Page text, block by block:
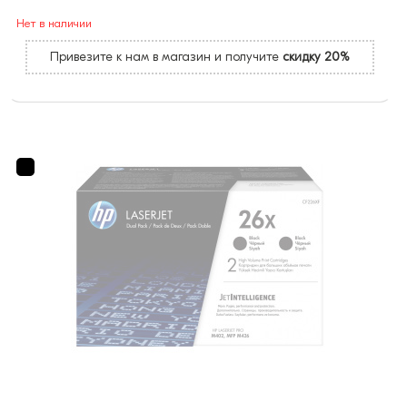
Нет в наличии
Привезите к нам в магазин и получите скидку 20%